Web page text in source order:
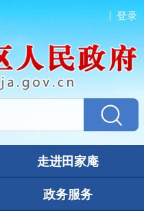
登录
走进田家庵
政务服务